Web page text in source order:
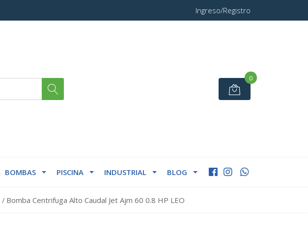
Ingreso/Registro
0
BOMBAS PISCINA INDUSTRIAL BLOG
Bomba Centrifuga Alto Caudal Jet Ajm 60 0.8 HP LEO